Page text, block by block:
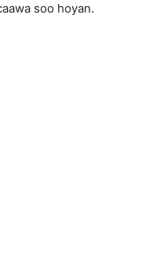
soo hoyan.